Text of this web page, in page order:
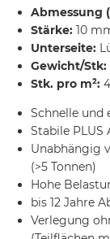
Abmessung
Stärke: 10
Unterseite:
Gewicht/Stk:
Stk. pro m²: 4
Schnelle und
Stabile
Unabhängig
(>5 Tonnen)
Hohe
bis 12 Jahre
Verlegung